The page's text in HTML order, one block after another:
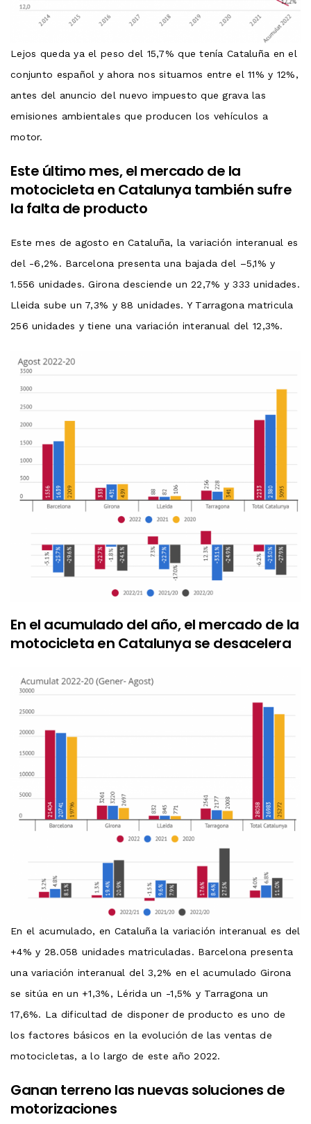
Lejos queda ya el peso del 15,7% que tenía Cataluña en el
conjunto español y ahora nos situamos entre el 11% y 12%,
antes del anuncio del nuevo impuesto que grava las
emisiones ambientales que producen los vehículos a
motor.
Este último mes, el mercado de la
motocicleta en Catalunya también sufre
la falta de producto
Este mes de agosto en Cataluña, la variación interanual es
del -6,2%. Barcelona presenta una bajada del –5,1% y
1.556 unidades. Girona desciende un 22,7% y 333 unidades.
Lleida sube un 7,3% y 88 unidades. Y Tarragona matricula
256 unidades y tiene una variación interanual del 12,3%.
En el acumulado del año, el mercado de la
motocicleta en Catalunya se desacelera
En el acumulado, en Cataluña la variación interanual es del
+4% y 28.058 unidades matriculadas. Barcelona presenta
una variación interanual del 3,2% en el acumulado Girona
se sitúa en un +1,3%, Lérida un -1,5% y Tarragona un
17,6%. La dificultad de disponer de producto es uno de
los factores básicos en la evolución de las ventas de
motocicletas, a lo largo de este año 2022.
Ganan terreno las nuevas soluciones de
motorizaciones